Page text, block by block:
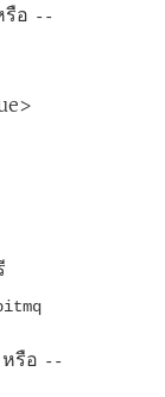
อ --
รือ --